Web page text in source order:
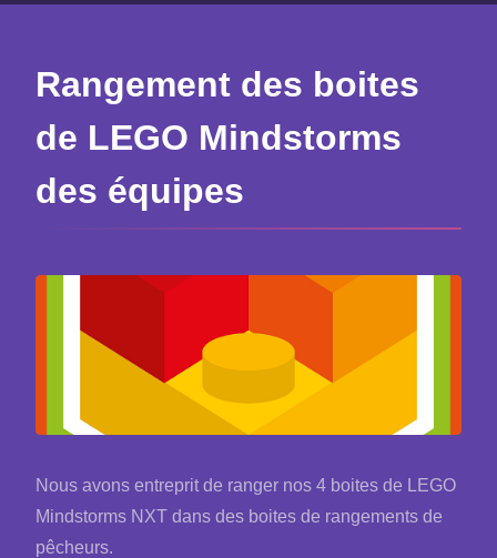
Rangement des boites
de LEGO Mindstorms
des équipes
Nous avons entreprit de ranger nos 4 boites de LEGO
Mindstorms NXT dans des boites de rangements de
pêcheurs.